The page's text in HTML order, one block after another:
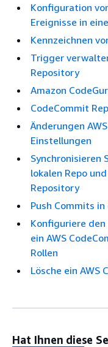
Konfiguration
Ereignisse in
Kennzeichnen
Trigger
Repository
Amazon
CodeCommit
Änderungen
Einstellungen
Synchronisieren
lokalen Repo
Repository
Push Commits
Konfiguriere
ein AWS
Rollen
Lösche ein AWS
Hat Ihnen diese